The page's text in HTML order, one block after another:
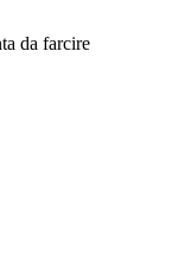
da farcire